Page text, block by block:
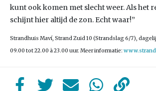
kunt ook komen met slecht weer. Als het
schijnt hier altijd de zon. Echt waar!”
Strandhuis Maví, Strand Zuid 10 (Strandslag 6/7),
09.00 tot 22.00 à 23.00 uur. Meer informatie: